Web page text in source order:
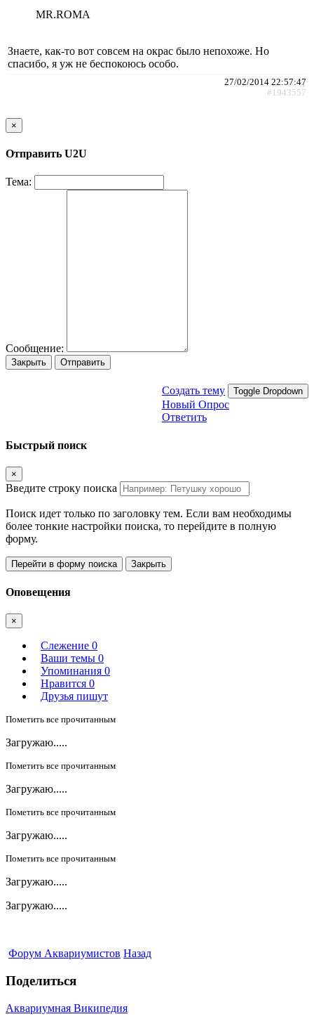
MR.ROMA
Знаете, как-то вот совсем на окрас было непохоже. Но
спасибо, я уж не беспокоюсь особо.
27/02/2014 22:57:47
#1943557
×
Отправить U2U
Тема:
Сообщение:
Закрыть Отправить
Создать тему Toggle Dropdown
Новый Опрос
Ответить
Быстрый поиск
×
Введите строку поиска
Поиск идет только по заголовку тем. Если вам необходимы
более тонкие настройки поиска, то перейдите в полную
форму.
Перейти в форму поиска Закрыть
Оповещения
×
Слежение 0
Ваши темы 0
Упоминания 0
Нравится 0
Друзья пишут
Пометить все прочитанным
Загружаю.....
Пометить все прочитанным
Загружаю.....
Пометить все прочитанным
Загружаю.....
Пометить все прочитанным
Загружаю.....
Загружаю.....
Форум Аквариумистов Назад
Поделиться
Аквариумная Википедия